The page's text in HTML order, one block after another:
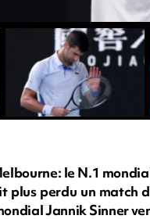
le N.1
plus perdu un match
Jannik Sinner